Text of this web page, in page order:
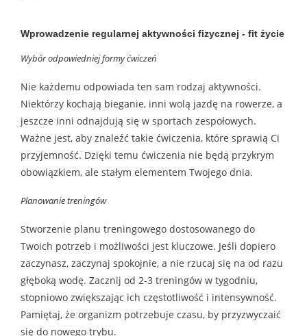
Wprowadzenie regularnej aktywności fizycznej - fit życie
Wybór odpowiedniej formy ćwiczeń
Nie każdemu odpowiada ten sam rodzaj aktywności.
Niektórzy kochają bieganie, inni wolą jazdę na rowerze, a
jeszcze inni odnajdują się w sportach zespołowych.
Ważne jest, aby znaleźć takie ćwiczenia, które sprawią Ci
przyjemność. Dzięki temu ćwiczenia nie będą przykrym
obowiązkiem, ale stałym elementem Twojego dnia.
Planowanie treningów
Stworzenie planu treningowego dostosowanego do
Twoich potrzeb i możliwości jest kluczowe. Jeśli dopiero
zaczynasz, zaczynaj spokojnie, a nie rzucaj się na od razu
głęboką wodę. Zacznij od 2-3 treningów w tygodniu,
stopniowo zwiększając ich częstotliwość i intensywność.
Pamiętaj, że organizm potrzebuje czasu, by przyzwyczaić
się do nowego trybu.